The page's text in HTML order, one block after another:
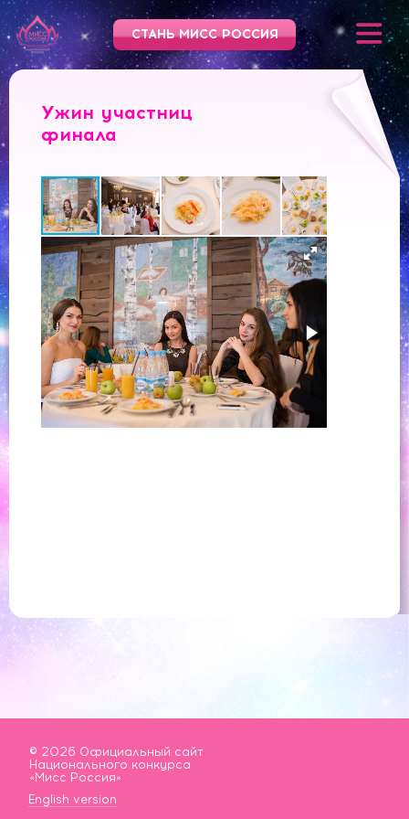
СТАНЬ МИСС РОССИЯ
Ужин участниц
финала
© 2026 Официальный сайт
Национального конкурса
«Мисс Россия»
English version